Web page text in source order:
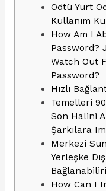
Odtü Yurt
Kullanım
How Am I
Password?
Watch Out
Password?
Hızlı
Temelleri
Son Halini
Şarkılara
Merkezi
Yerleşke
How Can I